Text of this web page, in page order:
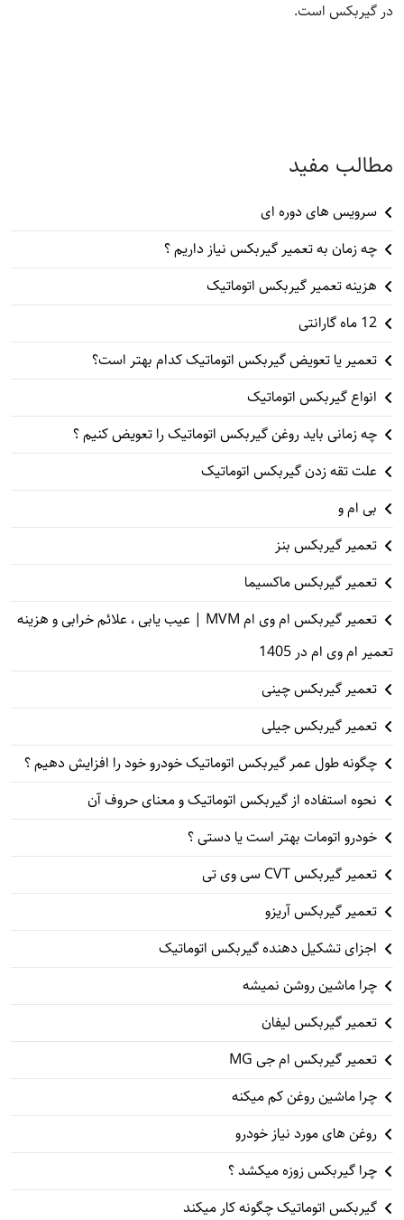
در گیربکس است.
مطالب مفید
سرویس های دوره ای
چه زمان به تعمیر گیربکس نیاز داریم ؟
هزینه تعمیر گیربکس اتوماتیک
12 ماه گارانتی
تعمیر یا تعویض گیربکس اتوماتیک کدام بهتر است؟
انواع گیربکس اتوماتیک
چه زمانی باید روغن گیربکس اتوماتیک را تعویض کنیم ؟
علت تقه زدن گیربکس اتوماتیک
بی ام و
تعمیر گیربکس بنز
تعمیر گیربکس ماکسیما
تعمیر گیربکس ام وی ام MVM | عیب یابی ، علائم خرابی و هزینه
تعمیر ام وی ام در 1405
تعمیر گیربکس چینی
تعمیر گیربکس جیلی
چگونه طول عمر گیربکس اتوماتیک خودرو خود را افزایش دهیم ؟
نحوه استفاده از گیربکس اتوماتیک و معنای حروف آن
خودرو اتومات بهتر است یا دستی ؟
تعمیر گیربکس CVT سی وی تی
تعمیر گیربکس آریزو
اجزای تشکیل دهنده گیربکس اتوماتیک
چرا ماشین روشن نمیشه
تعمیر گیربکس لیفان
تعمیر گیربکس ام جی MG
چرا ماشین روغن کم میکنه
روغن های مورد نیاز خودرو
چرا گیربکس زوزه میکشد ؟
گیربکس اتوماتیک چگونه کار میکند